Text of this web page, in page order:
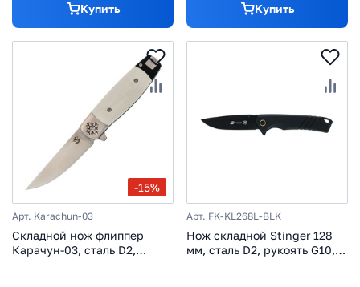
Купить Купить
-15%
Арт. Karachun-03
Складной нож флиппер
Карачун-03, сталь D2,
Арт. FK-KL268L-BLK
Нож складной Stinger 128
мм, сталь D2, рукоять G10,